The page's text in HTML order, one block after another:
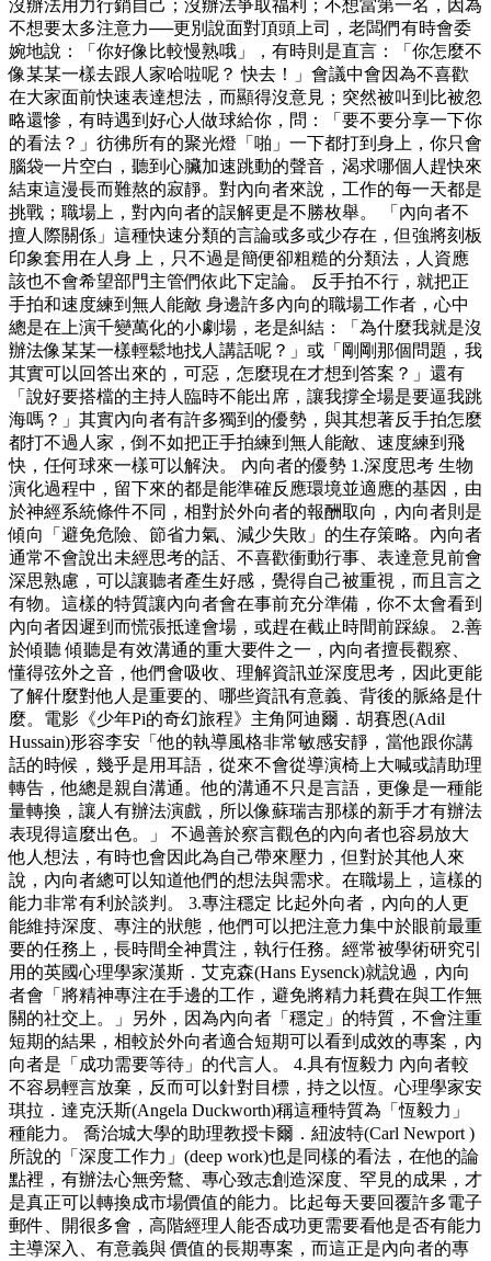
沒辦法用力行銷自己；沒辦法爭取福利；不想當第一名，因為
不想要太多注意力──更別說面對頂頭上司，老闆們有時會委
婉地說：「你好像比較慢熟哦」，有時則是直言：「你怎麼不
像某某一樣去跟人家哈啦呢？ 快去！」會議中會因為不喜歡
在大家面前快速表達想法，而顯得沒意見；突然被叫到比被忽
略還慘，有時遇到好心人做球給你，問：「要不要分享一下你
的看法？」彷彿所有的聚光燈「啪」一下都打到身上，你只會
腦袋一片空白，聽到心臟加速跳動的聲音，渴求哪個人趕快來
結束這漫長而難熬的寂靜。對內向者來說，工作的每一天都是
挑戰；職場上，對內向者的誤解更是不勝枚舉。 「內向者不
擅人際關係」這種快速分類的言論或多或少存在，但強將刻板
印象套用在人身 上，只不過是簡便卻粗糙的分類法，人資應
該也不會希望部門主管們依此下定論。 反手拍不行，就把正
手拍和速度練到無人能敵 身邊許多內向的職場工作者，心中
總是在上演千變萬化的小劇場，老是糾結：「為什麼我就是沒
辦法像某某一樣輕鬆地找人講話呢？」或「剛剛那個問題，我
其實可以回答出來的，可惡，怎麼現在才想到答案？」還有
「說好要搭檔的主持人臨時不能出席，讓我撐全場是要逼我跳
海嗎？」其實內向者有許多獨到的優勢，與其想著反手拍怎麼
都打不過人家，倒不如把正手拍練到無人能敵、速度練到飛
快，任何球來一樣可以解決。 內向者的優勢 1.深度思考 生物
演化過程中，留下來的都是能準確反應環境並適應的基因，由
於神經系統條件不同，相對於外向者的報酬取向，內向者則是
傾向「避免危險、節省力氣、減少失敗」的生存策略。內向者
通常不會說出未經思考的話、不喜歡衝動行事、表達意見前會
深思熟慮，可以讓聽者產生好感，覺得自己被重視，而且言之
有物。這樣的特質讓內向者會在事前充分準備，你不太會看到
內向者因遲到而慌張抵達會場，或趕在截止時間前踩線。 2.善
於傾聽 傾聽是有效溝通的重大要件之一，內向者擅長觀察、
懂得弦外之音，他們會吸收、理解資訊並深度思考，因此更能
了解什麼對他人是重要的、哪些資訊有意義、背後的脈絡是什
麼。電影《少年Pi的奇幻旅程》主角阿迪爾．胡賽恩(Adil
Hussain)形容李安「他的執導風格非常敏感安靜，當他跟你講
話的時候，幾乎是用耳語，從來不會從導演椅上大喊或請助理
轉告，他總是親自溝通。他的溝通不只是言語，更像是一種能
量轉換，讓人有辦法演戲，所以像蘇瑞吉那樣的新手才有辦法
表現得這麼出色。」 不過善於察言觀色的內向者也容易放大
他人想法，有時也會因此為自己帶來壓力，但對於其他人來
說，內向者總可以知道他們的想法與需求。在職場上，這樣的
能力非常有利於談判。 3.專注穩定 比起外向者，內向的人更
能維持深度、專注的狀態，他們可以把注意力集中於眼前最重
要的任務上，長時間全神貫注，執行任務。經常被學術研究引
用的英國心理學家漢斯．艾克森(Hans Eysenck)就說過，內向
者會「將精神專注在手邊的工作，避免將精力耗費在與工作無
關的社交上。」另外，因為內向者「穩定」的特質，不會注重
短期的結果，相較於外向者適合短期可以看到成效的專案，內
向者是「成功需要等待」的代言人。 4.具有恆毅力 內向者較
不容易輕言放棄，反而可以針對目標，持之以恆。心理學家安
琪拉．達克沃斯(Angela Duckworth)稱這種特質為「恆毅力」
種能力。 喬治城大學的助理教授卡爾．紐波特(Carl Newport )
所說的「深度工作力」(deep work)也是同樣的看法，在他的論
點裡，有辦法心無旁鶩、專心致志創造深度、罕見的成果，才
是真正可以轉換成市場價值的能力。比起每天要回覆許多電子
郵件、開很多會，高階經理人能否成功更需要看他是否有能力
主導深入、有意義與 價值的長期專案，而這正是內向者的專